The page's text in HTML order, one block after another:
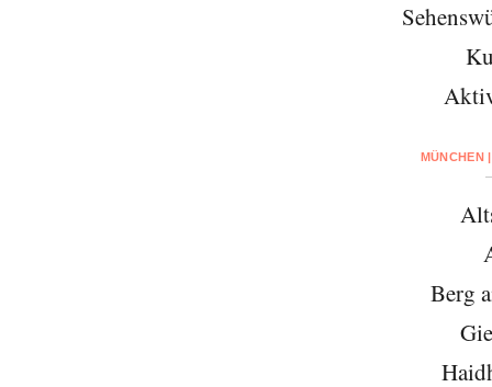
MÜNCHEN
Berg